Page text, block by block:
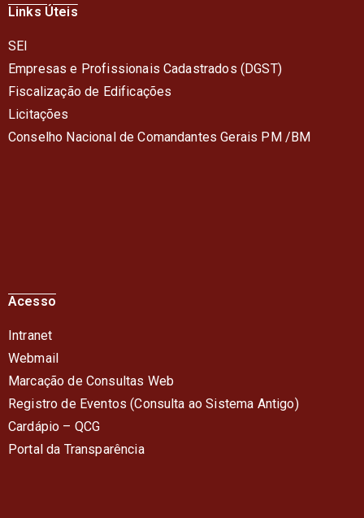
Links Úteis
SEI
Empresas e Profissionais Cadastrados (DGST)
Fiscalização de Edificações
Licitações
Conselho Nacional de Comandantes Gerais PM /BM
Acesso
Intranet
Webmail
Marcação de Consultas Web
Registro de Eventos (Consulta ao Sistema Antigo)
Cardápio – QCG
Portal da Transparência